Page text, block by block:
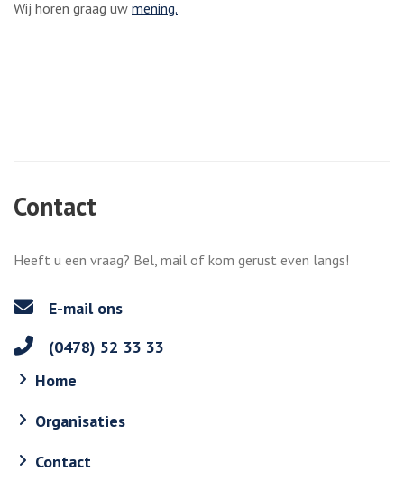
Wij horen graag uw mening.
Contact
Heeft u een vraag? Bel, mail of kom gerust even langs!
E-mail ons
(0478) 52 33 33
Home
Organisaties
Contact